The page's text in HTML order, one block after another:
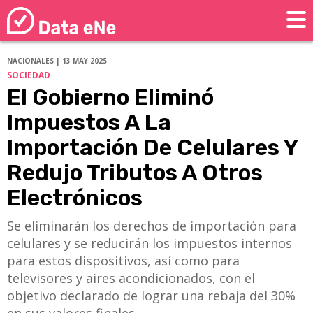
NACIONALES | 13 MAY 2025
SOCIEDAD
El Gobierno Eliminó
Impuestos A La
Importación De Celulares Y
Redujo Tributos A Otros
Electrónicos
Se eliminarán los derechos de importación para
celulares y se reducirán los impuestos internos
para estos dispositivos, así como para
televisores y aires acondicionados, con el
objetivo declarado de lograr una rebaja del 30%